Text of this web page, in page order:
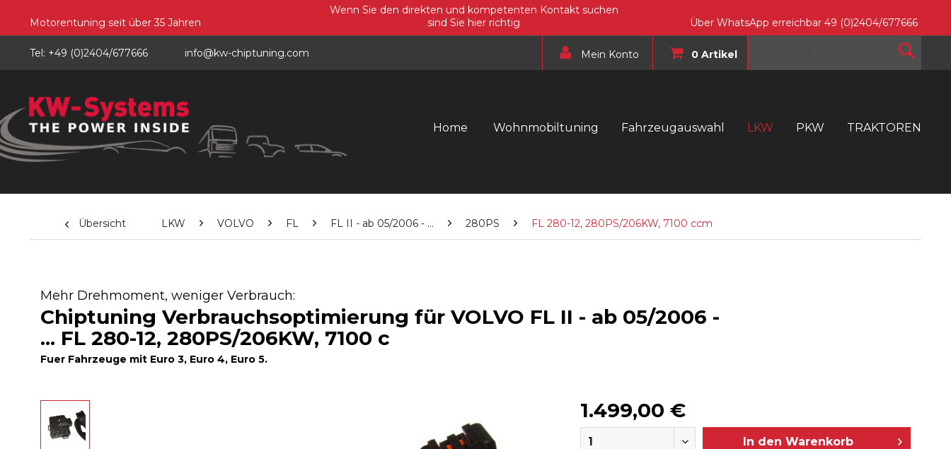
Motorentuning seit über 35 Jahren
Wenn Sie den direkten und kompetenten Kontakt suchen
sind Sie hier richtig
Über WhatsApp erreichbar 49 (0)2404/677666
Tel: +49 (0)2404/677666 info@kw-chiptuning.com Mein Konto 0 Artikel
Home Wohnmobiltuning Fahrzeugauswahl LKW PKW TRAKTOREN
Übersicht LKW VOLVO FL FL II - ab 05/2006 - ... 280PS FL 280-12, 280PS/206KW, 7100 ccm
Mehr Drehmoment, weniger Verbrauch:
Chiptuning Verbrauchsoptimierung für VOLVO FL II - ab 05/2006 -
... FL 280-12, 280PS/206KW, 7100 c
Fuer Fahrzeuge mit Euro 3, Euro 4, Euro 5.
1.499,00 €
In den Warenkorb